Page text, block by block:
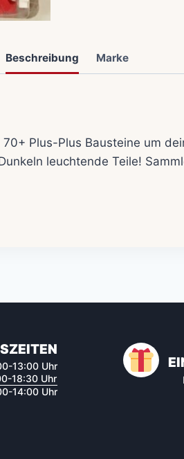
Beschreibung Marke
Plus-Plus Bausteine um
leuchtende Teile!
13:00 Uhr
18:30 Uhr
14:00 Uhr